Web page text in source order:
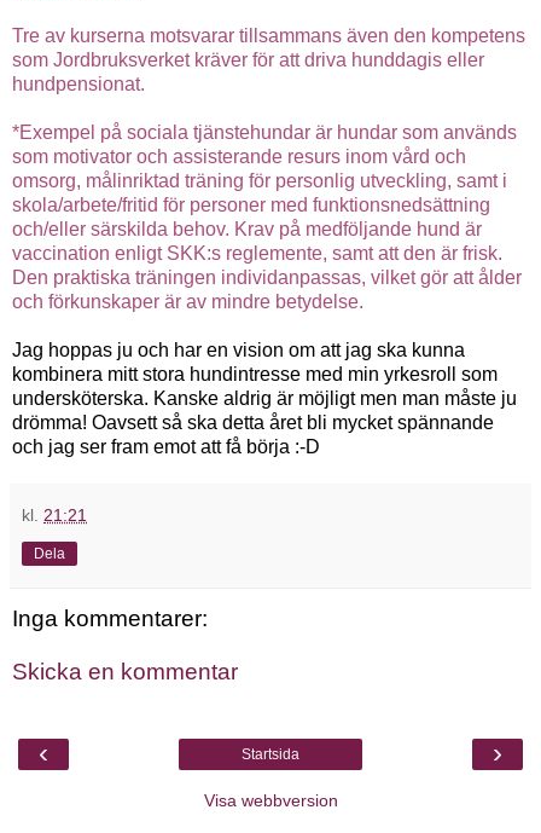
Tre av kurserna motsvarar tillsammans även den kompetens
som Jordbruksverket kräver för att driva hunddagis eller
hundpensionat.
*Exempel på sociala tjänstehundar är hundar som används
som motivator och assisterande resurs inom vård och
omsorg, målinriktad träning för personlig utveckling, samt i
skola/arbete/fritid för personer med funktionsnedsättning
och/eller särskilda behov. Krav på medföljande hund är
vaccination enligt SKK:s reglemente, samt att den är frisk.
Den praktiska träningen individanpassas, vilket gör att ålder
och förkunskaper är av mindre betydelse.
Jag hoppas ju och har en vision om att jag ska kunna
kombinera mitt stora hundintresse med min yrkesroll som
undersköterska. Kanske aldrig är möjligt men man måste ju
drömma! Oavsett så ska detta året bli mycket spännande
och jag ser fram emot att få börja :-D
kl. 21:21
Dela
Inga kommentarer:
Skicka en kommentar
‹ ›
Startsida
Visa webbversion